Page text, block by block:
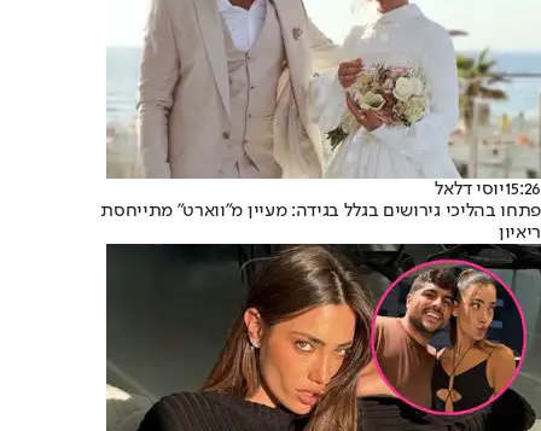
15:26יוסי דלאל
פתחו בהליכי גירושים בגלל בגידה: מעיין מ"ווארט" מתייחסת
ריאיון